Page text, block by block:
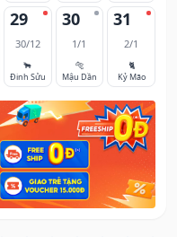
29
30/12
🐂
Đinh Sửu
30
1/1
🐅
Mậu Dần
31
2/1
🐈
Kỷ Mão